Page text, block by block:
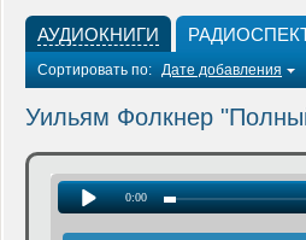
АУДИОКНИГИ
Сортировать по: Дате добавления
Уильям Фолкнер
0:00